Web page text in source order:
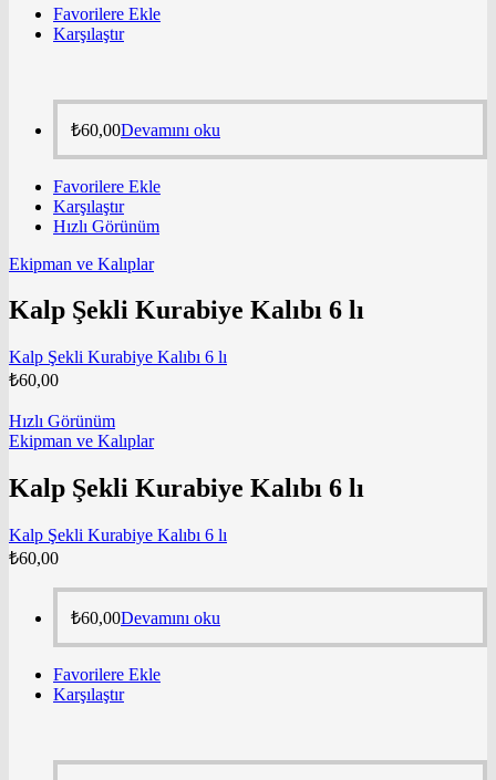
Favorilere Ekle
Karşılaştır
₺60,00Devamını oku
Favorilere Ekle
Karşılaştır
Hızlı Görünüm
Ekipman ve Kalıplar
Kalp Şekli Kurabiye Kalıbı 6 lı
Kalp Şekli Kurabiye Kalıbı 6 lı
₺60,00
Hızlı Görünüm
Ekipman ve Kalıplar
Kalp Şekli Kurabiye Kalıbı 6 lı
Kalp Şekli Kurabiye Kalıbı 6 lı
₺60,00
₺60,00Devamını oku
Favorilere Ekle
Karşılaştır